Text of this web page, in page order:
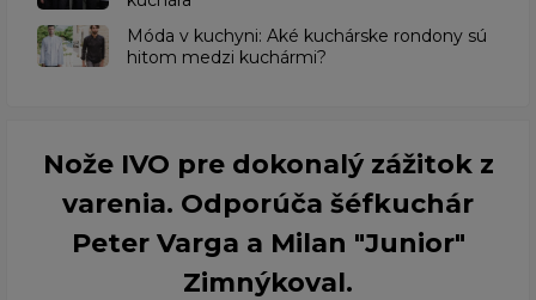
​Móda v kuchyni: Aké kuchárske rondony sú
hitom medzi kuchármi?
Nože IVO pre dokonalý zážitok z
varenia. Odporúča šéfkuchár
Peter Varga a Milan "Junior"
Zimnýkoval.